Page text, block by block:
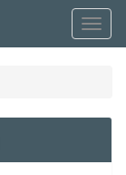
Menü